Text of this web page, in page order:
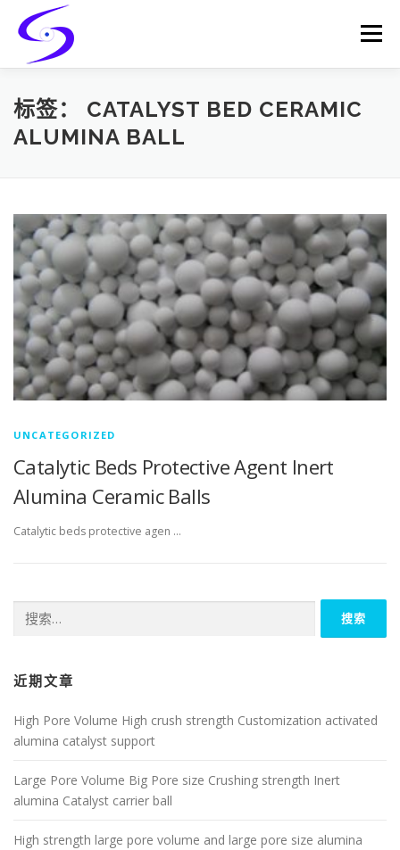
content
Menu
HOME PRODUCTS CATALYST-CARRIER
标签： CATALYST BED CERAMIC
ALUMINA BALL
UNCATEGORIZED
Catalytic Beds Protective Agent Inert
Alumina Ceramic Balls
Catalytic beds protective agen …
索：
近期文章
High Pore Volume High crush strength Customization activated
alumina catalyst support
Large Pore Volume Big Pore size Crushing strength Inert
alumina Catalyst carrier ball
High strength large pore volume and large pore size alumina